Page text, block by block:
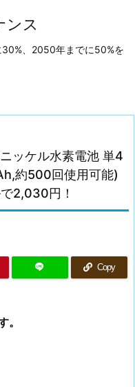
ンス
、2050年までに50%を
ッケル水素電池 単4
約500回使用可能)
2,030円！
Copy
。